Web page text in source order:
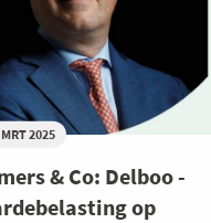
2025
& Co: Delboo -
op